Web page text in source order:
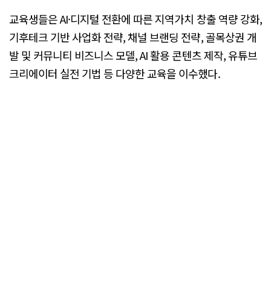
교육생들은 AI·디지털 전환에 따른 지역가치 창출 역량 강화,
기후테크 기반 사업화 전략, 채널 브랜딩 전략, 골목상권 개
발 및 커뮤니티 비즈니스 모델, AI 활용 콘텐츠 제작, 유튜브
크리에이터 실전 기법 등 다양한 교육을 이수했다.